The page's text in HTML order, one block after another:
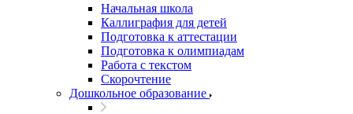
Начальная школа
Каллиграфия для детей
Подготовка к аттестации
Подготовка к олимпиадам
Работа с текстом
Скорочтение
Дошкольное образование